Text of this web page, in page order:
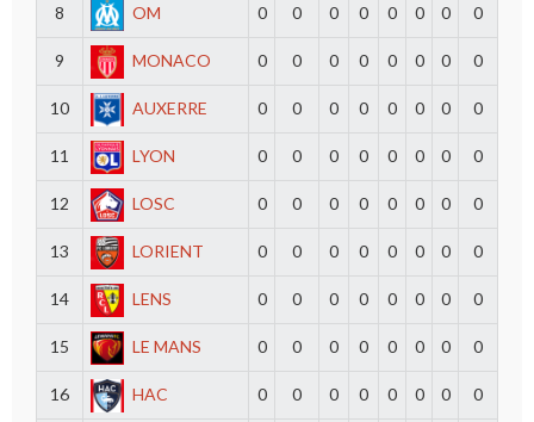
8 OM 0 0 0 0 0 0 0 0
9 MONACO 0 0 0 0 0 0 0 0
10 AUXERRE 0 0 0 0 0 0 0 0
11 LYON 0 0 0 0 0 0 0 0
12 LOSC 0 0 0 0 0 0 0 0
13 LORIENT 0 0 0 0 0 0 0 0
14 LENS 0 0 0 0 0 0 0 0
15 LE MANS 0 0 0 0 0 0 0 0
16 HAC 0 0 0 0 0 0 0 0